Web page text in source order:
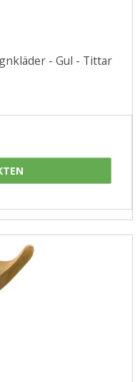
- Gul - Tittar